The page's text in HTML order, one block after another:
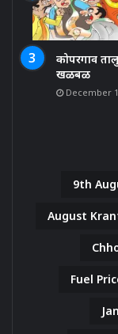
कोपरगाव
खळबळ
December
9th
August
Fuel